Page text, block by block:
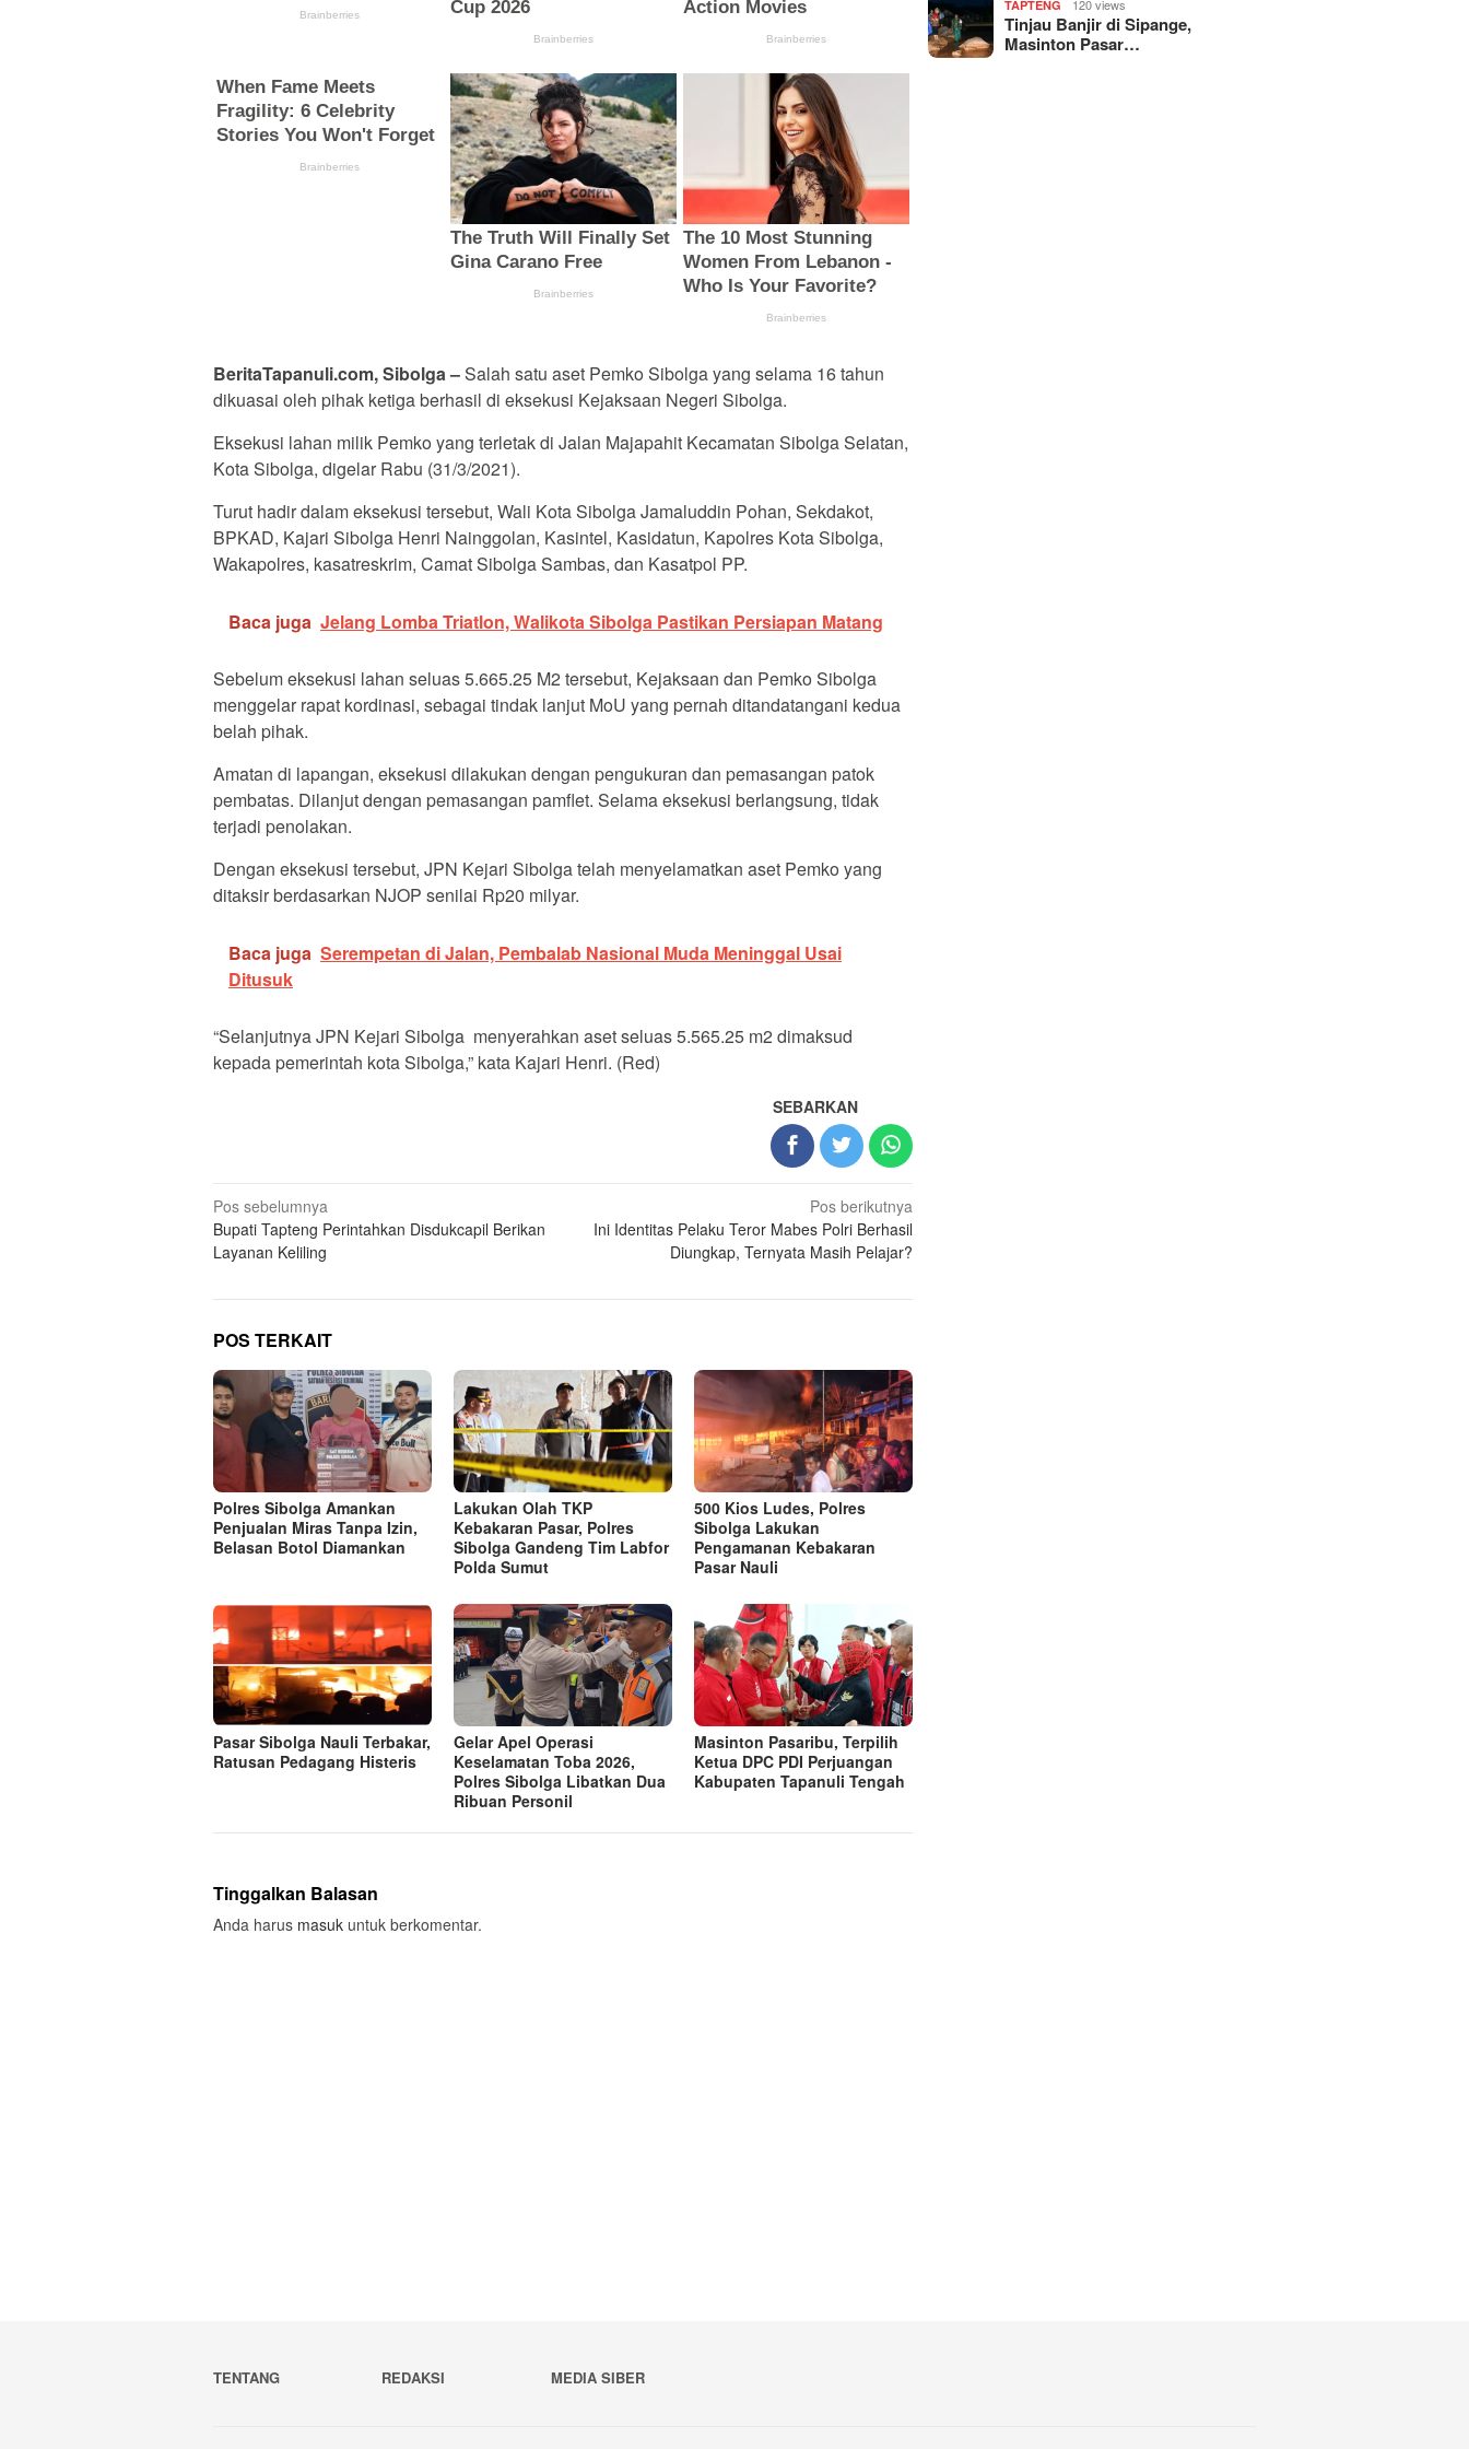
BeritaTapanuli.com, Sibolga –Salah satu aset Pemko Sibolga yang selama 16 tahun
dikuasai oleh pihak ketiga berhasil di eksekusi Kejaksaan Negeri Sibolga.
Eksekusi lahan milik Pemko yang terletak di Jalan Majapahit Kecamatan Sibolga Selatan,
Kota Sibolga, digelar Rabu (31/3/2021).
Turut hadir dalam eksekusi tersebut, Wali Kota Sibolga Jamaluddin Pohan, Sekdakot,
BPKAD, Kajari Sibolga Henri Nainggolan, Kasintel, Kasidatun, Kapolres Kota Sibolga,
Wakapolres, kasatreskrim, Camat Sibolga Sambas, dan Kasatpol PP.
Baca juga Jelang Lomba Triatlon, Walikota Sibolga Pastikan Persiapan Matang
Sebelum eksekusi lahan seluas 5.665.25 M2 tersebut, Kejaksaan dan Pemko Sibolga
menggelar rapat kordinasi, sebagai tindak lanjut MoU yang pernah ditandatangani kedua
belah pihak.
Amatan di lapangan, eksekusi dilakukan dengan pengukuran dan pemasangan patok
pembatas. Dilanjut dengan pemasangan pamflet. Selama eksekusi berlangsung, tidak
terjadi penolakan.
Dengan eksekusi tersebut, JPN Kejari Sibolga telah menyelamatkan aset Pemko yang
ditaksir berdasarkan NJOP senilai Rp20 milyar.
Baca juga Serempetan di Jalan, Pembalab Nasional Muda Meninggal Usai
Ditusuk
“Selanjutnya JPN Kejari Sibolga menyerahkan aset seluas 5.565.25 m2 dimaksud
kepada pemerintah kota Sibolga,” kata Kajari Henri. (Red)
SEBARKAN
Navigasi
pos
Pos sebelumnya
Bupati Tapteng Perintahkan Disdukcapil Berikan
Layanan Keliling
Pos berikutnya
Ini Identitas Pelaku Teror Mabes Polri Berhasil
Diungkap, Ternyata Masih Pelajar?
POS TERKAIT
Polres Sibolga Amankan
Penjualan Miras Tanpa Izin,
Belasan Botol Diamankan
Lakukan Olah TKP
Kebakaran Pasar, Polres
Sibolga Gandeng Tim Labfor
Polda Sumut
500 Kios Ludes, Polres
Sibolga Lakukan
Pengamanan Kebakaran
Pasar Nauli
Pasar Sibolga Nauli Terbakar,
Ratusan Pedagang Histeris
Gelar Apel Operasi
Keselamatan Toba 2026,
Polres Sibolga Libatkan Dua
Ribuan Personil
Masinton Pasaribu, Terpilih
Ketua DPC PDI Perjuangan
Kabupaten Tapanuli Tengah
Tinggalkan Balasan
Anda harus masuk untuk berkomentar.
TAPTENG 120 views
Tinjau Banjir di Sipange,
Masinton Pasar…
TENTANG REDAKSI MEDIA SIBER